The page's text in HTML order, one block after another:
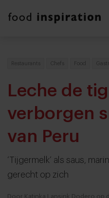
Restaurants Chefs Food
Leche de
verborgen
van Peru
‘Tijgermelk’ als saus,
gerecht op zich
Door Katinka Lansink Dodero op